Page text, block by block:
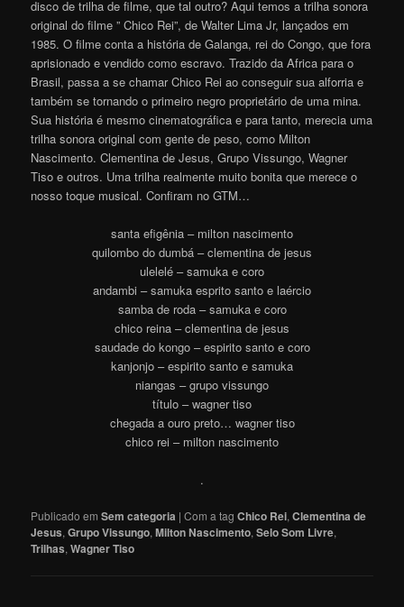
disco de trilha de filme, que tal outro? Aqui temos a trilha sonora
original do filme ” Chico Rei”, de Walter Lima Jr, lançados em
1985. O filme conta a história de Galanga, rei do Congo, que fora
aprisionado e vendido como escravo. Trazido da Africa para o
Brasil, passa a se chamar Chico Rei ao conseguir sua alforria e
também se tornando o primeiro negro proprietário de uma mina.
Sua história é mesmo cinematográfica e para tanto, merecia uma
trilha sonora original com gente de peso, como Milton
Nascimento. Clementina de Jesus, Grupo Vissungo, Wagner
Tiso e outros. Uma trilha realmente muito bonita que merece o
nosso toque musical. Confiram no GTM…
santa efigênia – milton nascimento
quilombo do dumbá – clementina de jesus
ulelelé – samuka e coro
andambi – samuka esprito santo e laércio
samba de roda – samuka e coro
chico reina – clementina de jesus
saudade do kongo – espirito santo e coro
kanjonjo – espirito santo e samuka
niangas – grupo vissungo
título – wagner tiso
chegada a ouro preto… wagner tiso
chico rei – milton nascimento
.
Publicado em Sem categoria |Com a tagChico Rei,Clementina de
Jesus,Grupo Vissungo,Milton Nascimento,Selo Som Livre,
Trilhas,Wagner Tiso